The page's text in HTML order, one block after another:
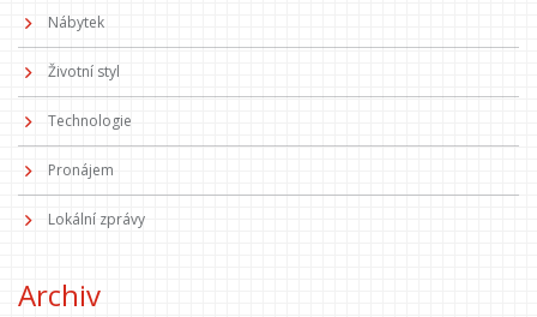
Nábytek
Životní styl
Technologie
Pronájem
Lokální zprávy
Archiv